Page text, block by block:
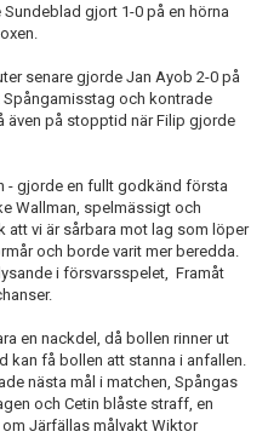
gjort 1-0 på en hörna
senare gjorde Jan Ayob 2-0 på
och kontrade
även på stopptid när Filip gjorde
- gjorde en fullt godkänd första
Wallman, spelmässigt och
vi är sårbara mot lag som löper
och borde varit mer beredda.
i försvarsspelet, Framåt
en nackdel, då bollen rinner ut
kan få bollen att stanna i anfallen.
nästa mål i matchen, Spångas
och Cetin blåste straff, en
Järfällas målvakt Wiktor